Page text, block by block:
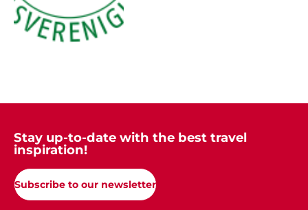
Stay up-to-date with the best travel
inspiration!
Subscribe to our newsletter